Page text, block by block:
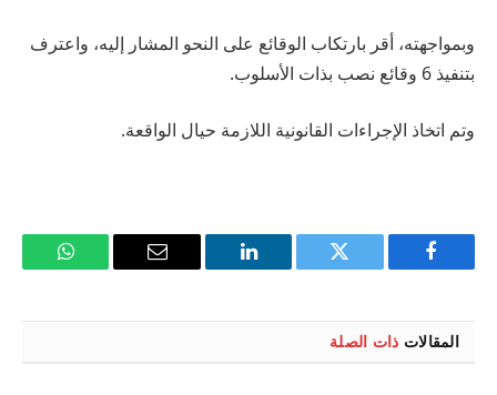
وبمواجهته، أقر بارتكاب الوقائع على النحو المشار إليه، واعترف
بتنفيذ 6 وقائع نصب بذات الأسلوب.
وتم اتخاذ الإجراءات القانونية اللازمة حيال الواقعة.
فيسبوك تويتر لينكدإن
البريد
واتساب
المقالات ذات الصلة